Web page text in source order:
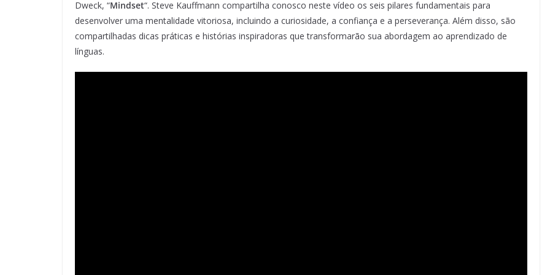
Dweck, “Mindset“. Steve Kauffmann compartilha conosco neste vídeo os seis pilares fundamentais para
desenvolver uma mentalidade vitoriosa, incluindo a curiosidade, a confiança e a perseverança. Além disso, são
compartilhadas dicas práticas e histórias inspiradoras que transformarão sua abordagem ao aprendizado de
línguas.